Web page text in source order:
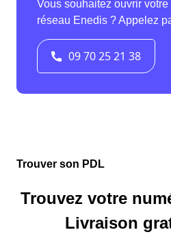
Trouver son PDL